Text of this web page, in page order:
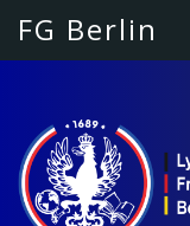
FG Berlin